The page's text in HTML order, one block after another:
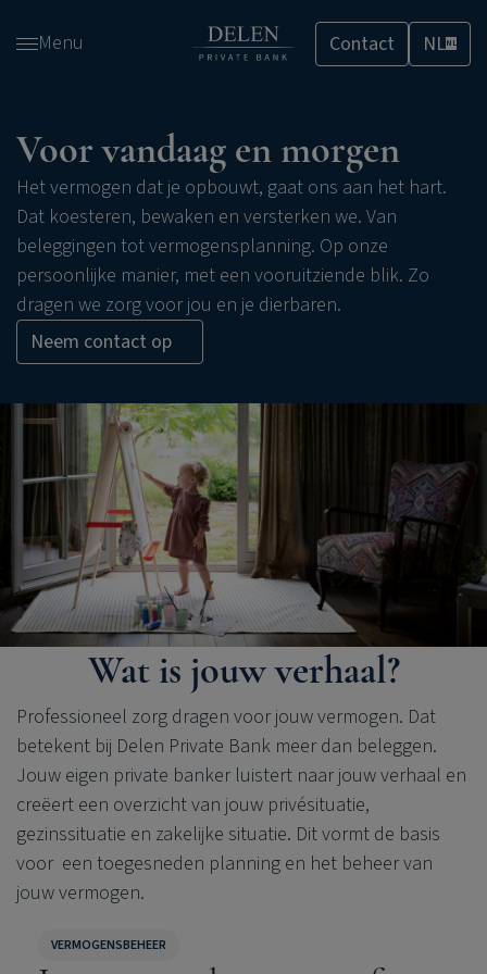
en
inhoud
gaan
Menu Contact NLNL
Voor vandaag en morgen
Het vermogen dat je opbouwt, gaat ons aan het hart.
Dat koesteren, bewaken en versterken we. Van
beleggingen tot vermogensplanning. Op onze
persoonlijke manier, met een vooruitziende blik. Zo
dragen we zorg voor jou en je dierbaren.
Neem contact op
Wat is jouw verhaal?
Professioneel zorg dragen voor jouw vermogen. Dat
betekent bij Delen Private Bank meer dan beleggen.
Jouw eigen private banker luistert naar jouw verhaal en
creëert een overzicht van jouw privésituatie,
gezinssituatie en zakelijke situatie. Dit vormt de basis
voor een toegesneden planning en het beheer van
jouw vermogen.
VERMOGENSBEHEER